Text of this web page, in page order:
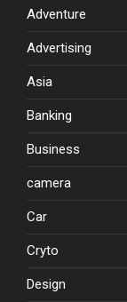
Adventure
Advertising
Asia
Banking
Business
camera
Car
Cryto
Design